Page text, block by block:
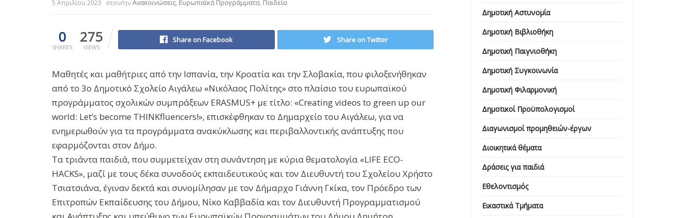
5 Απριλίου 2023 στον/ηνΑνακοινώσεις, Ευρωπαϊκά Προγράμματα, Παιδεία
0
SHARES
275
VIEWS
Share on Facebook Share on Twitter
Μαθητές και μαθήτριες από την Ισπανία, την Κροατία και την Σλοβακία, που φιλοξενήθηκαν
από το 3ο Δημοτικό Σχολείο Αιγάλεω «Νικόλαος Πολίτης» στο πλαίσιο του ευρωπαϊκού
προγράμματος σχολικών συμπράξεων ERASMUS+ με τίτλο: «Creating videos to green up our
world: Let’s become THINKfluencers!», επισκέφθηκαν το Δημαρχείο του Αιγάλεω, για να
ενημερωθούν για τα προγράμματα ανακύκλωσης και περιβαλλοντικής ανάπτυξης που
εφαρμόζονται στον Δήμο.
Τα τριάντα παιδιά, που συμμετείχαν στη συνάντηση με κύρια θεματολογία «LIFE ECO-
HACKS», μαζί με τους δέκα συνοδούς εκπαιδευτικούς και τον Διευθυντή του Σχολείου Χρήστο
Τσιατσιάνα, έγιναν δεκτά και συνομίλησαν με τον Δήμαρχο Γιάννη Γκίκα, τον Πρόεδρο των
Επιτροπών Εκπαίδευσης του Δήμου, Νίκο Καββαδία και τον Διευθυντή Προγραμματισμού
Δημοτική Αστυνομία
Δημοτική Βιβλιοθήκη
Δημοτική Παιγνιοθήκη
Δημοτική Συγκοινωνία
Δημοτική Φιλαρμονική
Δημοτικοί Προϋπολογισμοί
Διαγωνισμοί προμηθειών-έργων
Διοικητικά θέματα
Δράσεις για παιδιά
Εθελοντισμός
Εικαστικά Τμήματα